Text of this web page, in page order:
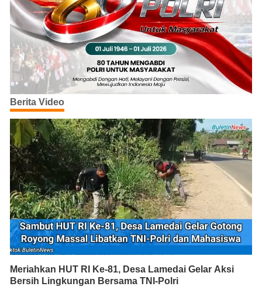
Berita Video
Meriahkan HUT RI Ke-81, Desa Lamedai Gelar Aksi
Bersih Lingkungan Bersama TNI-Polri